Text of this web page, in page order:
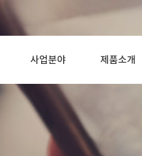
사업분야 제품소개